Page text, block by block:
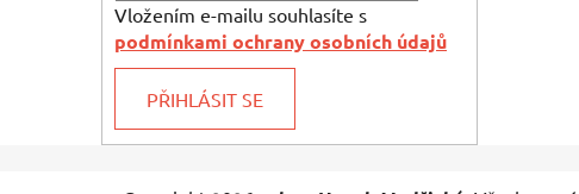
Vložením e-mailu souhlasíte s
podmínkami ochrany osobních údajů
PŘIHLÁSIT SE